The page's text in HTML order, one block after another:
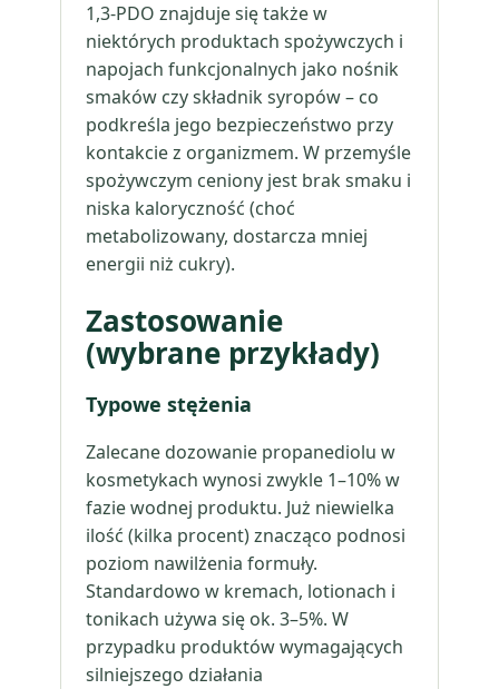
1,3-PDO znajduje się także w
niektórych produktach spożywczych i
napojach funkcjonalnych jako nośnik
smaków czy składnik syropów – co
podkreśla jego bezpieczeństwo przy
kontakcie z organizmem. W przemyśle
spożywczym ceniony jest brak smaku i
niska kaloryczność (choć
metabolizowany, dostarcza mniej
energii niż cukry).
Zastosowanie
(wybrane przykłady)
Typowe stężenia
Zalecane dozowanie propanediolu w
kosmetykach wynosi zwykle 1–10% w
fazie wodnej produktu. Już niewielka
ilość (kilka procent) znacząco podnosi
poziom nawilżenia formuły.
Standardowo w kremach, lotionach i
tonikach używa się ok. 3–5%. W
przypadku produktów wymagających
silniejszego działania